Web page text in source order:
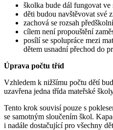
školka bude dál fungovat ve
děti budou navštěvovat své
zachová se rozsah
cílem není propouštění
posílí se spolupráce mezi
dětem usnadní přechod do
Úprava počtu tříd
Vzhledem k nižšímu počtu dětí
uzavřena jedna třída mateřské
Tento krok souvisí pouze s
se samotným sloučením škol.
i nadále dostačující pro všechny